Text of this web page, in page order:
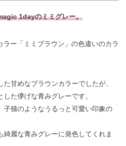
1dayのミミグレー。
ー「ミミブラウン」の色違いのカラ
甘めなブラウンカラーでしたが、
た儚げな青みグレーです。
子猫のようなうるっと可愛い印象の
綺麗な青みグレーに発色してくれま